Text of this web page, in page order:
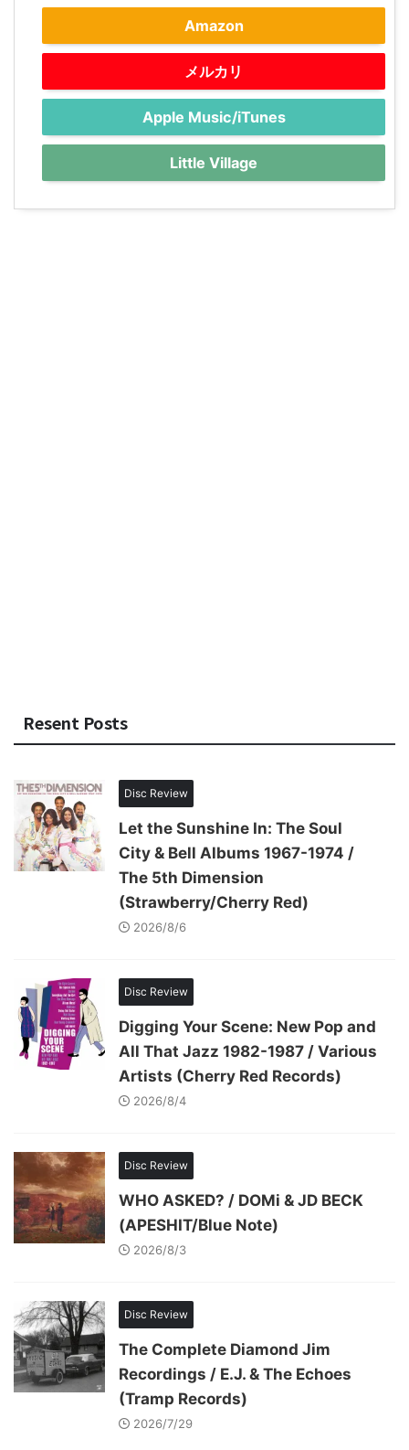
Amazon
メルカリ
Apple Music/iTunes
Little Village
Resent Posts
Disc Review
Let the Sunshine In: The Soul
City & Bell Albums 1967-1974 /
The 5th Dimension
(Strawberry/Cherry Red)
2026/8/6
Disc Review
Digging Your Scene: New Pop and
All That Jazz 1982-1987 / Various
Artists (Cherry Red Records)
2026/8/4
Disc Review
WHO ASKED? / DOMi & JD BECK
(APESHIT/Blue Note)
2026/8/3
Disc Review
The Complete Diamond Jim
Recordings / E.J. & The Echoes
(Tramp Records)
2026/7/29